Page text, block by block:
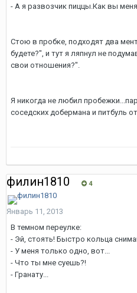
- А я развозчик пиццы.Как вы
Стою в пробке, подходят два
будете?", и тут я ляпнул не
свои отношения?".
Я никогда не любил
соседских добермана и питбуль
филин1810 4
Январь 11, 2013
В темном переулке:
- Эй, стоять! Быстро кольца
- У меня только одно, вот...
- Что ты мне суешь?!
- Гранату...